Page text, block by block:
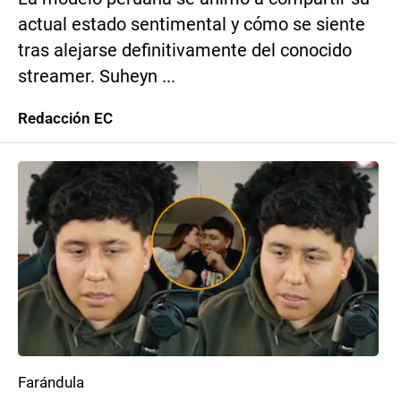
actual estado sentimental y cómo se siente
tras alejarse definitivamente del conocido
streamer. Suheyn ...
Redacción EC
Farándula